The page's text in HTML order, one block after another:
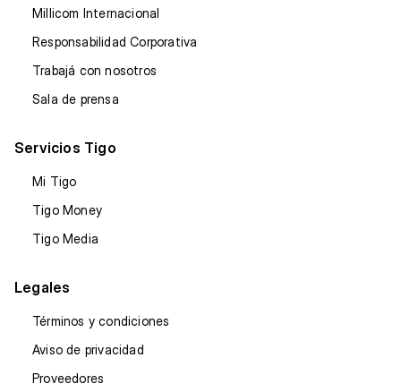
Millicom Internacional
Responsabilidad Corporativa
Trabajá con nosotros
Sala de prensa
Servicios Tigo
Mi Tigo
Tigo Money
Tigo Media
Legales
Términos y condiciones
Aviso de privacidad
Proveedores